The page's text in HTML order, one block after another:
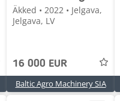
Äkked • 2022 • Jelgava,
Jelgava, LV
16 000 EUR
Baltic Agro Machinery SIA